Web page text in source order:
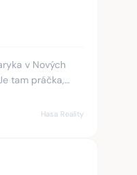
v Nových
tam práčka,
Hasa Reality